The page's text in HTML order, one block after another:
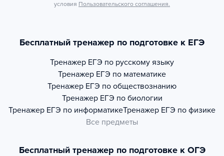
условия Пользовательского соглашения.
Бесплатный тренажер по подготовке к ЕГЭ
Тренажер ЕГЭ по русскому языку
Тренажер ЕГЭ по математике
Тренажер ЕГЭ по обществознанию
Тренажер ЕГЭ по биологии
Тренажер ЕГЭ по информатикеТренажер ЕГЭ по физике
Все предметы
Бесплатный тренажер по подготовке к ОГЭ